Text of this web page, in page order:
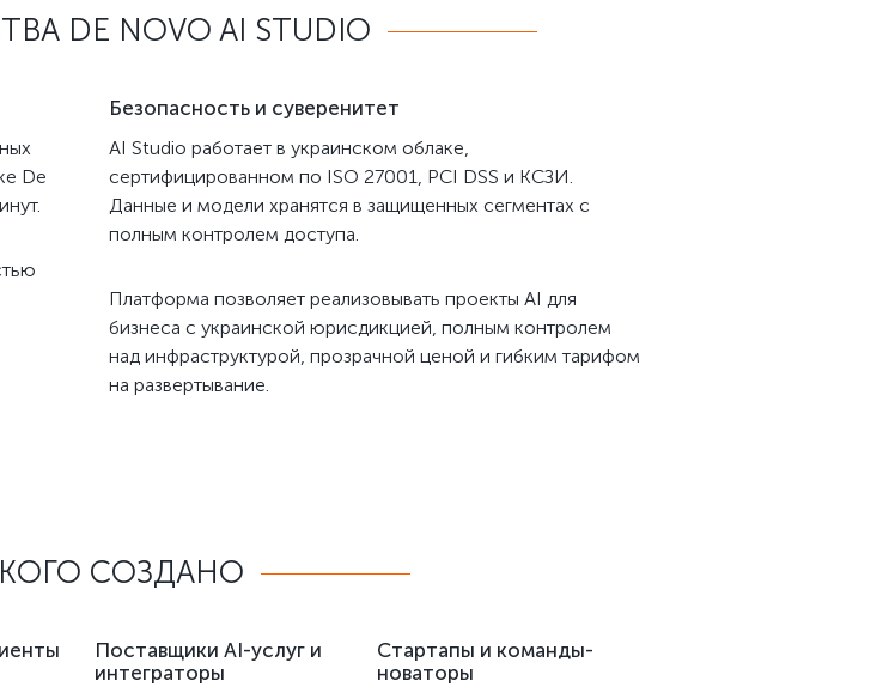
DE NOVO AI STUDIO
De
Безопасность и суверенитет
AI Studio работает в украинском облаке,
сертифицированном по ISO 27001, PCI DSS и КСЗИ.
Данные и модели хранятся в защищенных сегментах с
полным контролем доступа.
Платформа позволяет реализовывать проекты AI для
бизнеса с украинской юрисдикцией, полным контролем
над инфраструктурой, прозрачной ценой и гибким тарифом
на развертывание.
СОЗДАНО
Поставщики AI-услуг и
интеграторы
Стартапы и команды-
новаторы